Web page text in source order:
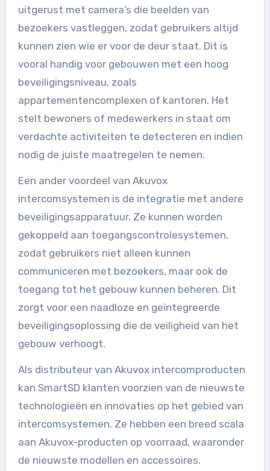
uitgerust met camera’s die beelden van
bezoekers vastleggen, zodat gebruikers altijd
kunnen zien wie er voor de deur staat. Dit is
vooral handig voor gebouwen met een hoog
beveiligingsniveau, zoals
appartementencomplexen of kantoren. Het
stelt bewoners of medewerkers in staat om
verdachte activiteiten te detecteren en indien
nodig de juiste maatregelen te nemen.
Een ander voordeel van Akuvox
intercomsystemen is de integratie met andere
beveiligingsapparatuur. Ze kunnen worden
gekoppeld aan toegangscontrolesystemen,
zodat gebruikers niet alleen kunnen
communiceren met bezoekers, maar ook de
toegang tot het gebouw kunnen beheren. Dit
zorgt voor een naadloze en geïntegreerde
beveiligingsoplossing die de veiligheid van het
gebouw verhoogt.
Als distributeur van Akuvox intercomproducten
kan SmartSD klanten voorzien van de nieuwste
technologieën en innovaties op het gebied van
intercomsystemen. Ze hebben een breed scala
aan Akuvox-producten op voorraad, waaronder
de nieuwste modellen en accessoires.